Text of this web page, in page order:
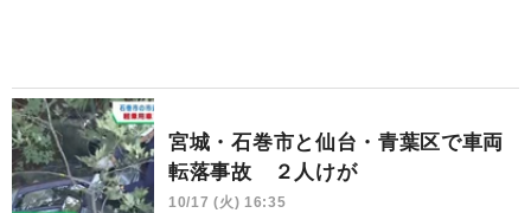
宮城・石巻市と仙台・青葉区で車両
転落事故 ２人けが
10/17 (火) 16:35